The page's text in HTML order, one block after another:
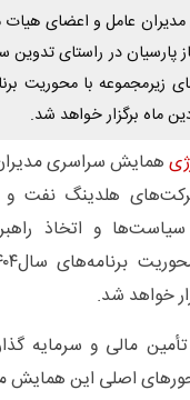
عامل و اعضای
پارسیان در راستای تدوین
همایش سراسری
هلدینگ نفت و
و اتخاذ
خواهد شد.
تأمین مالی و سرمایه
اصلی این همایش